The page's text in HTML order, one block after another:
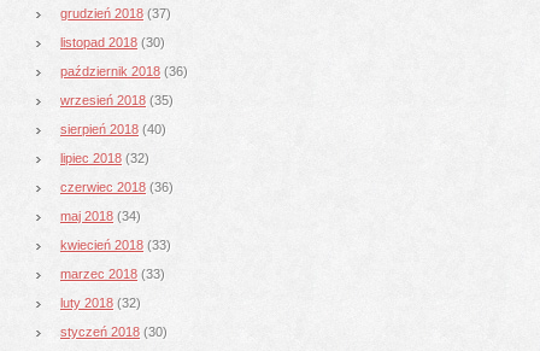
grudzień 2018 (37)
listopad 2018 (30)
październik 2018 (36)
wrzesień 2018 (35)
sierpień 2018 (40)
lipiec 2018 (32)
czerwiec 2018 (36)
maj 2018 (34)
kwiecień 2018 (33)
marzec 2018 (33)
luty 2018 (32)
styczeń 2018 (30)